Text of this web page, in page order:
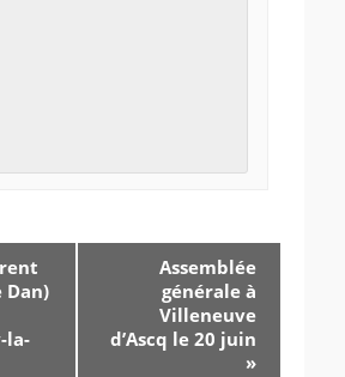
Dan)
la-
Assemblée
générale à
Villeneuve
d’Ascq le 20 juin
»